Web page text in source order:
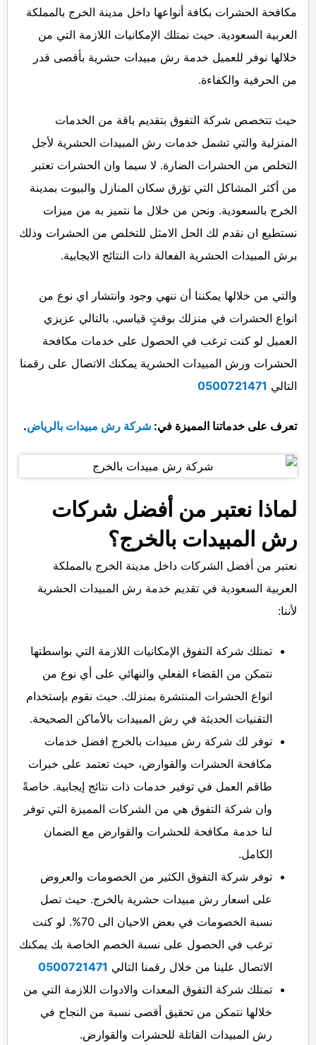
مكافحة الحشرات بكافة أنواعها داخل مدينة الخرج بالمملكة
العربية السعودية. حيث نمتلك الإمكانيات اللازمة التي من
خلالها نوفر للعميل خدمة رش مبيدات حشرية بأقصى قدر
من الحرفية والكفاءة.
حيث تتخصص شركة التفوق بتقديم باقة من الخدمات
المنزلية والتي تشمل خدمات رش المبيدات الحشرية لأجل
التخلص من الحشرات الضارة. لا سيما وان الحشرات تعتبر
من أكثر المشاكل التي تؤرق سكان المنازل والبيوت بمدينة
الخرج بالسعودية. ونحن من خلال ما نتميز به من ميزات
نستطيع ان نقدم لك الحل الامثل للتخلص من الحشرات وذلك
برش المبيدات الحشرية الفعالة ذات النتائج الايجابية.
والتي من خلالها يمكننا أن ننهي وجود وانتشار اي نوع من
انواع الحشرات في منزلك بوقتٍ قياسي. بالتالي عزيزي
العميل لو كنت ترغب في الحصول على خدمات مكافحة
الحشرات ورش المبيدات الحشرية يمكنك الاتصال على رقمنا
التالي 0500721471
تعرف على خدماتنا المميزة في: شركة رش مبيدات بالرياض.
لماذا نعتبر من أفضل شركات
رش المبيدات بالخرج؟
نعتبر من أفضل الشركات داخل مدينة الخرج بالمملكة
العربية السعودية في تقديم خدمة رش المبيدات الحشرية
لأننا:
تمتلك شركة التفوق الإمكانيات اللازمة التي بواسطتها
نتمكن من القضاء الفعلي والنهائي على أي نوع من
انواع الحشرات المنتشرة بمنزلك. حيث نقوم بإستخدام
التقنيات الحديثة في رش المبيدات بالأماكن الصحيحة.
توفر لك شركة رش مبيدات بالخرج افضل خدمات
مكافحة الحشرات والقوارض، حيث تعتمد على خبرات
طاقم العمل في توفير خدمات ذات نتائج إيجابية. خاصةً
وان شركة التفوق هي من الشركات المميزة التي توفر
لنا خدمة مكافحة للحشرات والقوارض مع الضمان
الكامل.
توفر شركة التفوق الكثير من الخصومات والعروض
على اسعار رش مبيدات حشرية بالخرج. حيث تصل
نسبة الخصومات في بعض الاحيان الى 70%. لو كنت
ترغب في الحصول على نسبة الخصم الخاصة بك يمكنك
الاتصال علينا من خلال رقمنا التالي 0500721471
تمتلك شركة التفوق المعدات والادوات اللازمة التي من
خلالها نتمكن من تحقيق أقصى نسبة من النجاح في
رش المبيدات القاتلة للحشرات والقوارض.